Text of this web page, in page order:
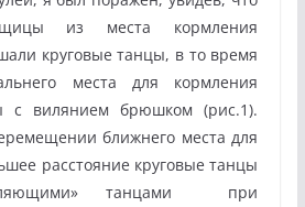
из места кормления
круговые танцы, в то время
места для кормления
с вилянием брюшком (рис.1).
ближнего места для
расстояние круговые танцы
танцами при